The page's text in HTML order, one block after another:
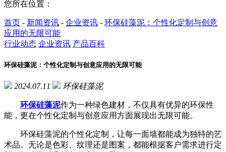
您所在位置：
首页 - 新闻资讯 - 企业资讯 - 环保硅藻泥：个性化定制与创意
应用的无限可能
行业动态 企业资讯 产品百科
环保硅藻泥：个性化定制与创意应用的无限可能
2024.07.11 环保硅藻泥
环保硅藻泥作为一种绿色建材，不仅具有优异的环保性
能，更在个性化定制与创意应用方面展现出无限可能。
环保硅藻泥的个性化定制，让每一面墙都能成为独特的艺
术品。无论是色彩、纹理还是图案，都能根据客户需求进行定